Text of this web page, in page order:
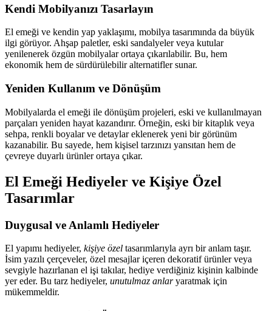
Kendi Mobilyanızı Tasarlayın
El emeği ve kendin yap yaklaşımı, mobilya tasarımında da büyük
ilgi görüyor. Ahşap paletler, eski sandalyeler veya kutular
yenilenerek özgün mobilyalar ortaya çıkarılabilir. Bu, hem
ekonomik hem de sürdürülebilir alternatifler sunar.
Yeniden Kullanım ve Dönüşüm
Mobilyalarda el emeği ile dönüşüm projeleri, eski ve kullanılmayan
parçaları yeniden hayat kazandırır. Örneğin, eski bir kitaplık veya
sehpa, renkli boyalar ve detaylar eklenerek yeni bir görünüm
kazanabilir. Bu sayede, hem kişisel tarzınızı yansıtan hem de
çevreye duyarlı ürünler ortaya çıkar.
El Emeği Hediyeler ve Kişiye Özel
Tasarımlar
Duygusal ve Anlamlı Hediyeler
El yapımı hediyeler, kişiye özel tasarımlarıyla ayrı bir anlam taşır.
İsim yazılı çerçeveler, özel mesajlar içeren dekoratif ürünler veya
sevgiyle hazırlanan el işi takılar, hediye verdiğiniz kişinin kalbinde
yer eder. Bu tarz hediyeler, unutulmaz anlaryaratmak için
mükemmeldir.